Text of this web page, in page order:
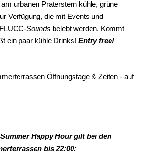
urbanen Praterstern kühle, grüne
Verfügung, die mit Events und
Sounds belebt werden. Kommt
ein paar kühle Drinks! Entry free!
Öffnungstage & Zeiten - auf
Happy Hourgilt bei den
bis 22:00: